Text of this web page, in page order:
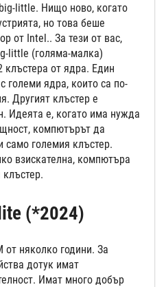
little. Нищо ново, когато
но това беше
от Intel.. За тези от вас,
little (голяма-малка)
клъстера от ядра. Един
големи ядра, които са по-
Другият клъстер е
Идеята е, когато има нужда
компютърът да
само големия клъстер.
взискателна, компютъра
(*2024)
няколко години. За
дотук имат
Имат много добър